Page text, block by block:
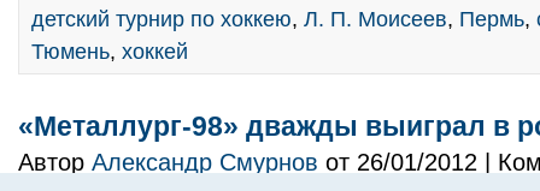
детский турнир по хоккею, Л. П. Моисеев, Пермь,
Тюмень, хоккей
«Металлург-98» дважды выиграл в
Автор Александр Смурнов от 26/01/2012 |